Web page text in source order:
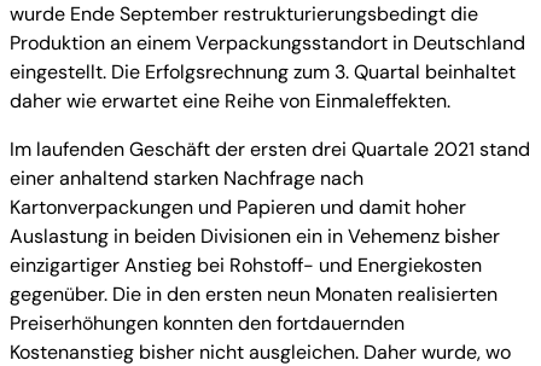
wurde Ende September restrukturierungsbedingt die
Produktion an einem Verpackungsstandort in Deutschland
eingestellt. Die Erfolgsrechnung zum 3. Quartal beinhaltet
daher wie erwartet eine Reihe von Einmaleffekten.
Im laufenden Geschäft der ersten drei Quartale 2021 stand
einer anhaltend starken Nachfrage nach
Kartonverpackungen und Papieren und damit hoher
Auslastung in beiden Divisionen ein in Vehemenz bisher
einzigartiger Anstieg bei Rohstoff- und Energiekosten
gegenüber. Die in den ersten neun Monaten realisierten
Preiserhöhungen konnten den fortdauernden
Kostenanstieg bisher nicht ausgleichen. Daher wurde, wo